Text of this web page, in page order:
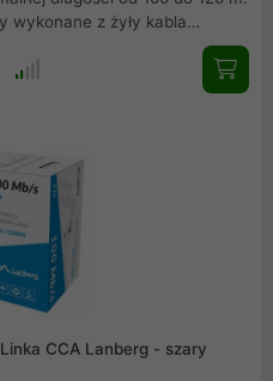
wykonane z żyły kabla
wykonana z PVC o grubości
znajduje się nadruk z
CCA Lanberg - szary